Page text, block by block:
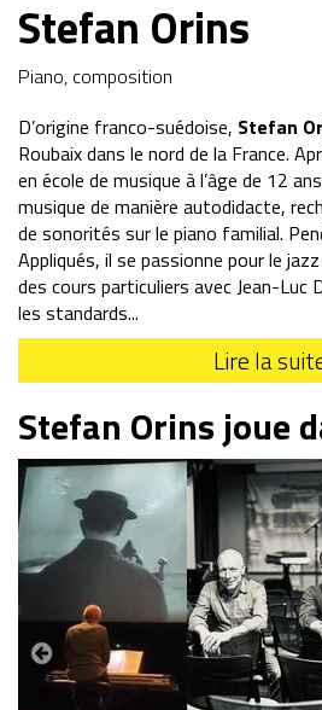
Stefan Orins
Piano, composition
D’origine franco-suédoise, Stefan
Roubaix dans le nord de la France.
en école de musique à l’âge de 12
musique de manière autodidacte,
de sonorités sur le piano familial.
Appliqués, il se passionne pour le
des cours particuliers avec Jean-Luc
les standards...
Lire la
Stefan Orins joue